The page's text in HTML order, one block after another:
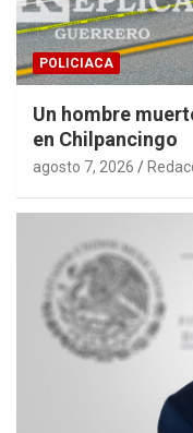
POLICIACA
Un hombre
en Chilpancingo
agosto 7, 2026